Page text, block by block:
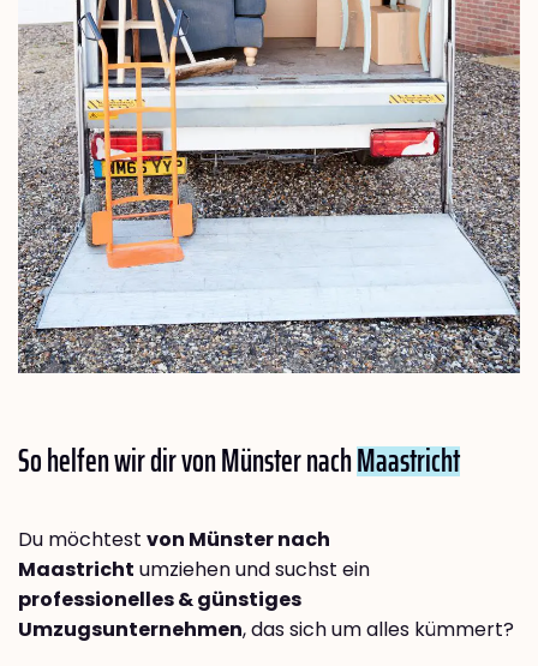
So helfen wir dir von Münster nachMaastricht
Du möchtest von Münster nach
Maastricht umziehen und suchst ein
professionelles & günstiges
Umzugsunternehmen, das sich um alles kümmert?